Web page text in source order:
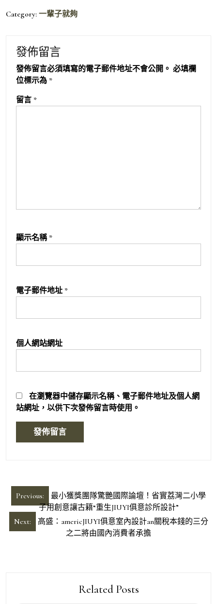
Category: 一輩子就夠
發佈留言
發佈留言必須填寫的電子郵件地址不會公開。 必填欄
位標示為 *
留言 *
顯示名稱 *
電子郵件地址 *
個人網站網址
在瀏覽器中儲存顯示名稱、電子郵件地址及個人網
站網址，以供下次發佈留言時使用。
文
章
導
Previous:
最小獲獎團隊驚艷國際論壇！省實荔灣二小學
子用創意讓古籍“重生JIUYI俱意診所設計”
Next:
高盛：americJIUYI俱意室內設計an關稅本錢的三分
之二將由國內消費者承擔
Related Posts